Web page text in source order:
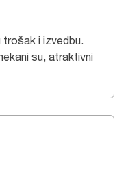
i izvedbu.
su, atraktivni